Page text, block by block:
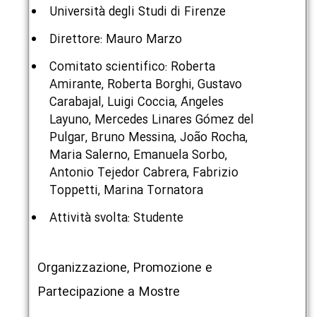
Università degli Studi di Firenze
Direttore: Mauro Marzo
Comitato scientifico: Roberta
Amirante, Roberta Borghi, Gustavo
Carabajal, Luigi Coccia, Ángeles
Layuno, Mercedes Linares Gómez del
Pulgar, Bruno Messina, João Rocha,
Maria Salerno, Emanuela Sorbo,
Antonio Tejedor Cabrera, Fabrizio
Toppetti, Marina Tornatora
Attività svolta: Studente
Organizzazione, Promozione e
Partecipazione a Mostre